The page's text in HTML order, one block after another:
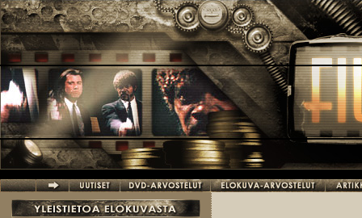
Hyppää pääsisältöön